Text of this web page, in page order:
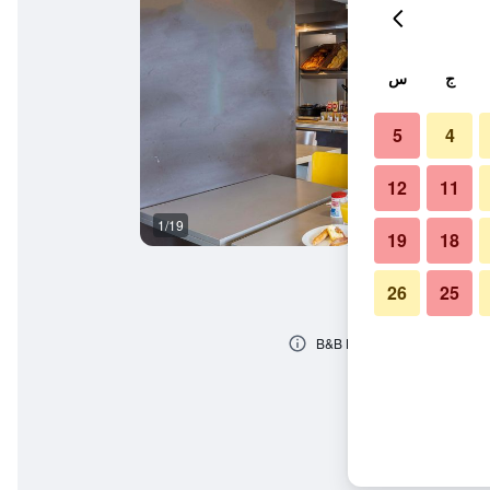
1/19
ج س
4
5
11
12
18
19
25
26